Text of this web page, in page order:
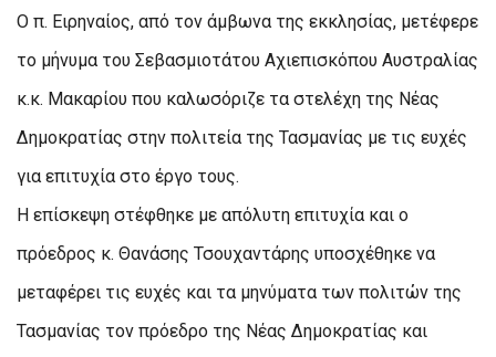
Ο π. Ειρηναίος, από τον άμβωνα της εκκλησίας, μετέφερε
το μήνυμα του Σεβασμιοτάτου Αχιεπισκόπου Αυστραλίας
κ.κ. Μακαρίου που καλωσόριζε τα στελέχη της Νέας
Δημοκρατίας στην πολιτεία της Τασμανίας με τις ευχές
για επιτυχία στο έργο τους.
Η επίσκεψη στέφθηκε με απόλυτη επιτυχία και ο
πρόεδρος κ. Θανάσης Τσουχαντάρης υποσχέθηκε να
μεταφέρει τις ευχές και τα μηνύματα των πολιτών της
Τασμανίας τον πρόεδρο της Νέας Δημοκρατίας και